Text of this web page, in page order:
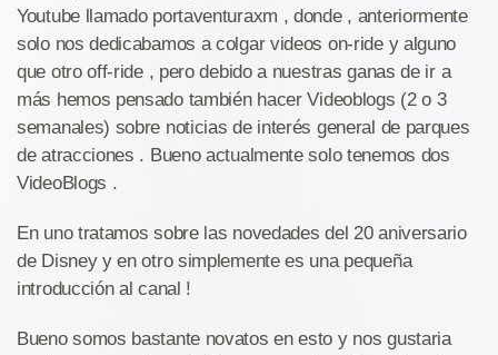
Youtube llamado portaventuraxm , donde , anteriormente
solo nos dedicabamos a colgar videos on-ride y alguno
que otro off-ride , pero debido a nuestras ganas de ir a
más hemos pensado también hacer Videoblogs (2 o 3
semanales) sobre noticias de interés general de parques
de atracciones . Bueno actualmente solo tenemos dos
VideoBlogs .
En uno tratamos sobre las novedades del 20 aniversario
de Disney y en otro simplemente es una pequeña
introducción al canal !
Bueno somos bastante novatos en esto y nos gustaria